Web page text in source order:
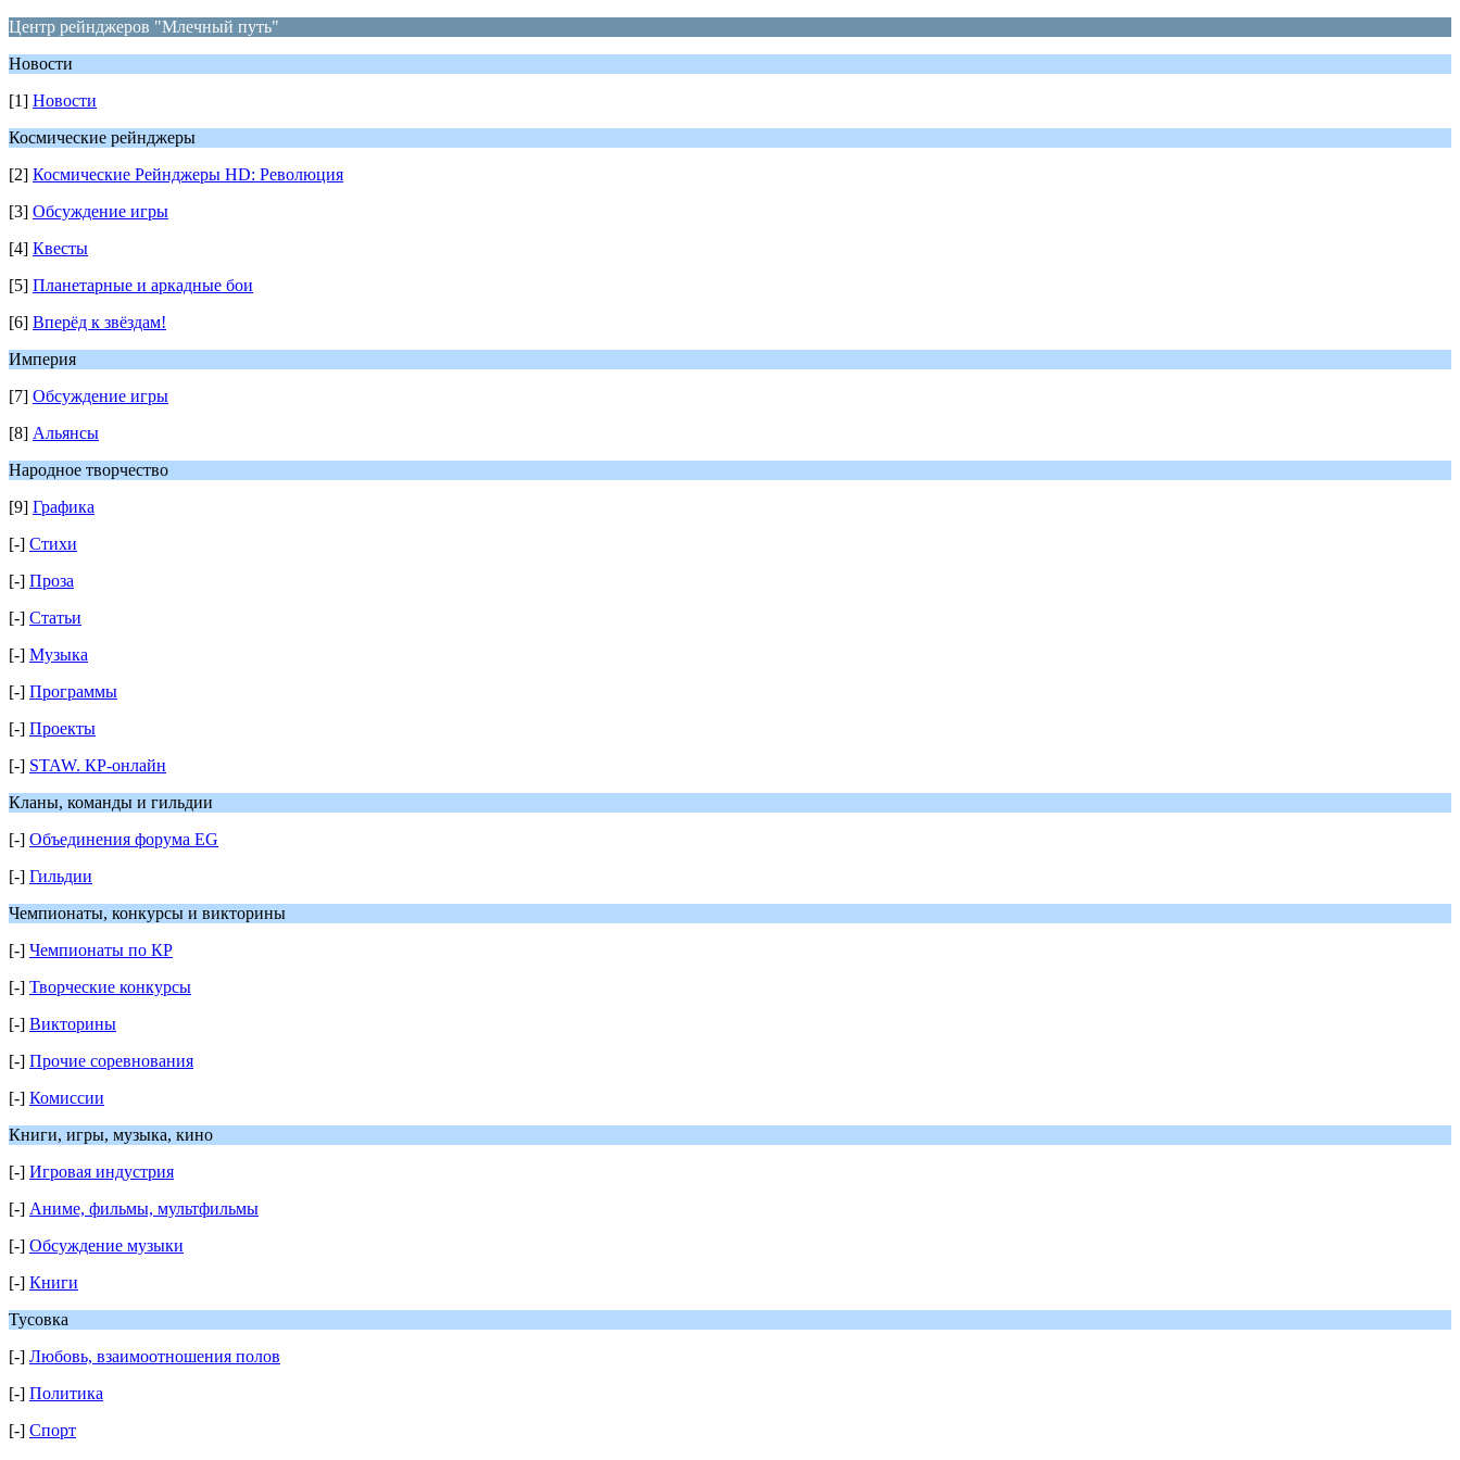
Центр рейнджеров "Млечный путь"
Новости
[1] Новости
Космические рейнджеры
[2] Космические Рейнджеры HD: Революция
[3] Обсуждение игры
[4] Квесты
[5] Планетарные и аркадные бои
[6] Вперёд к звёздам!
Империя
[7] Обсуждение игры
[8] Альянсы
Народное творчество
[9] Графика
[-] Стихи
[-] Проза
[-] Статьи
[-] Музыка
[-] Программы
[-] Проекты
[-] STAW. КР-онлайн
Кланы, команды и гильдии
[-] Объединения форума EG
[-] Гильдии
Чемпионаты, конкурсы и викторины
[-] Чемпионаты по КР
[-] Творческие конкурсы
[-] Викторины
[-] Прочие соревнования
[-] Комиссии
Книги, игры, музыка, кино
[-] Игровая индустрия
[-] Аниме, фильмы, мультфильмы
[-] Обсуждение музыки
[-] Книги
Тусовка
[-] Любовь, взаимоотношения полов
[-] Политика
[-] Спорт